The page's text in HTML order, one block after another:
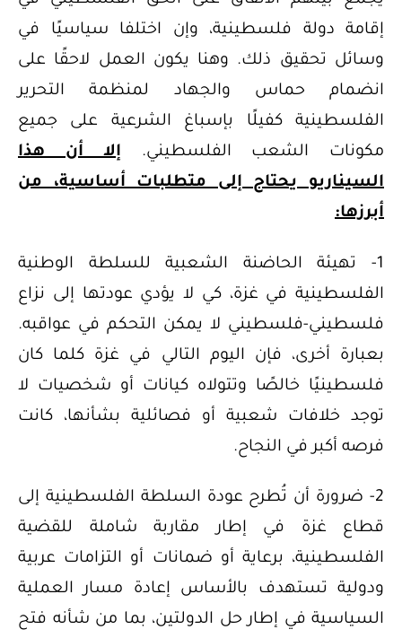
إقامة دولة فلسطينية، وإن اختلفا سياسيًا في
وسائل تحقيق ذلك. وهنا يكون العمل لاحقًا على
انضمام حماس والجهاد لمنظمة التحرير
الفلسطينية كفيلًا بإسباغ الشرعية على جميع
مكونات الشعب الفلسطيني.
إلا أن هذا
السيناريو يحتاج إلى متطلبات أساسية، من
أبرزها:
1- تهيئة الحاضنة الشعبية للسلطة الوطنية
الفلسطينية في غزة، كي لا يؤدي عودتها إلى نزاع
فلسطيني-فلسطيني لا يمكن التحكم في عواقبه.
بعبارة أخرى، فإن اليوم التالي في غزة كلما كان
فلسطينيًا خالصًا وتتولاه كيانات أو شخصيات لا
توجد خلافات شعبية أو فصائلية بشأنها، كانت
فرصه أكبر في النجاح.
2- ضرورة أن تُطرح عودة السلطة الفلسطينية إلى
قطاع غزة في إطار مقاربة شاملة للقضية
الفلسطينية، برعاية أو ضمانات أو التزامات عربية
ودولية تستهدف بالأساس إعادة مسار العملية
السياسية في إطار حل الدولتين، بما من شأنه فتح